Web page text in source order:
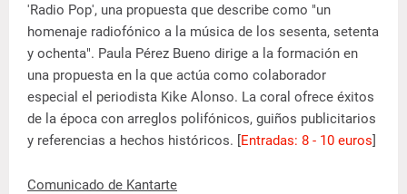
'Radio Pop', una propuesta que describe como "un
homenaje radiofónico a la música de los sesenta, setenta
y ochenta". Paula Pérez Bueno dirige a la formación en
una propuesta en la que actúa como colaborador
especial el periodista Kike Alonso. La coral ofrece éxitos
de la época con arreglos polifónicos, guiños publicitarios
y referencias a hechos históricos. [Entradas: 8 - 10 euros]
Comunicado de Kantarte